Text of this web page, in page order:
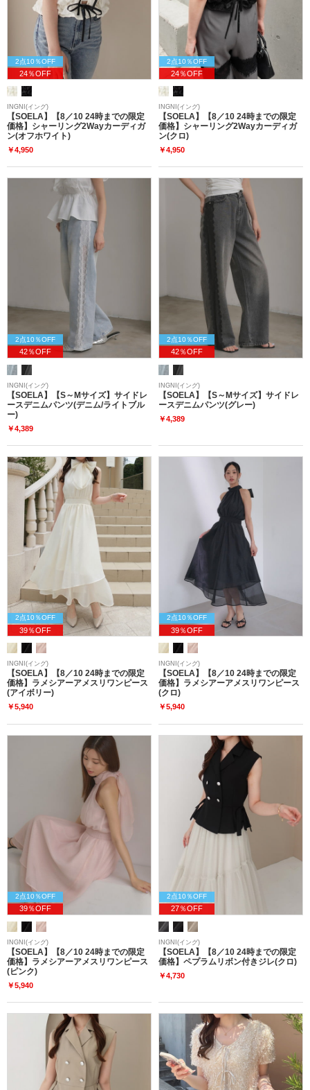
2点10％OFF
24％OFF
INGNI(イング)
【SOELA】【8／10 24時までの限定
価格】シャーリング2Wayカーディガ
ン(オフホワイト)
￥4,950
2点10％OFF
24％OFF
INGNI(イング)
【SOELA】【8／10 24時までの限定
価格】シャーリング2Wayカーディガ
ン(クロ)
￥4,950
2点10％OFF
42％OFF
INGNI(イング)
【SOELA】【S～Mサイズ】サイドレ
ースデニムパンツ(デニム/ライトブル
ー)
￥4,389
2点10％OFF
42％OFF
INGNI(イング)
【SOELA】【S～Mサイズ】サイドレ
ースデニムパンツ(グレー)
￥4,389
2点10％OFF
39％OFF
INGNI(イング)
【SOELA】【8／10 24時までの限定
価格】ラメシアーアメスリワンピース
(アイボリー)
￥5,940
2点10％OFF
39％OFF
INGNI(イング)
【SOELA】【8／10 24時までの限定
価格】ラメシアーアメスリワンピース
(クロ)
￥5,940
2点10％OFF
39％OFF
INGNI(イング)
【SOELA】【8／10 24時までの限定
価格】ラメシアーアメスリワンピース
(ピンク)
￥5,940
2点10％OFF
27％OFF
INGNI(イング)
【SOELA】【8／10 24時までの限定
価格】ペプラムリボン付きジレ(クロ)
￥4,730